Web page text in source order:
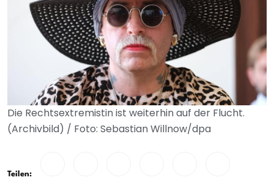
Die Rechtsextremistin ist weiterhin auf der Flucht.
(Archivbild) / Foto: Sebastian Willnow/dpa
Teilen: